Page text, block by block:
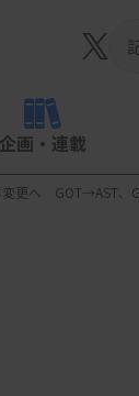
企画・連載
変更へ GOT→AST、